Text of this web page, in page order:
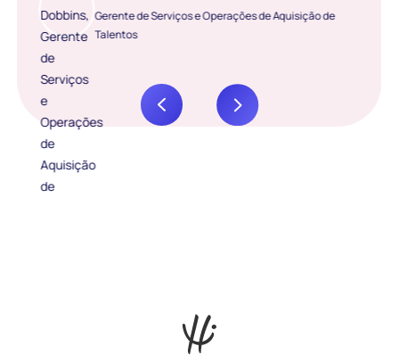
Gerente de Serviços e Operações de Aquisição de
Talentos